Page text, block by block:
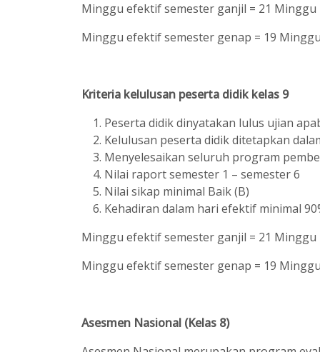
Minggu efektif semester ganjil = 21 Minggu
Minggu efektif semester genap = 19 Minggu
Kriteria kelulusan peserta didik kelas 9
Peserta didik dinyatakan lulus ujian
Kelulusan peserta didik ditetapkan
Menyelesaikan seluruh program
Nilai raport semester 1 – semester 6
Nilai sikap minimal Baik (B)
Kehadiran dalam hari efektif minimal
Minggu efektif semester ganjil = 21 Minggu
Minggu efektif semester genap = 19 Minggu
Asesmen Nasional (Kelas 8)